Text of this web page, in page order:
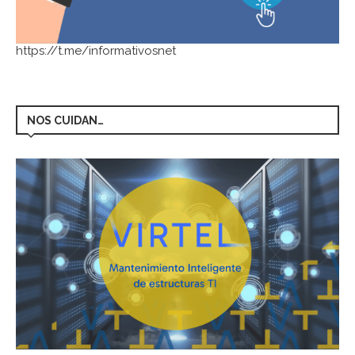
https://t.me/informativosnet
NOS CUIDAN…